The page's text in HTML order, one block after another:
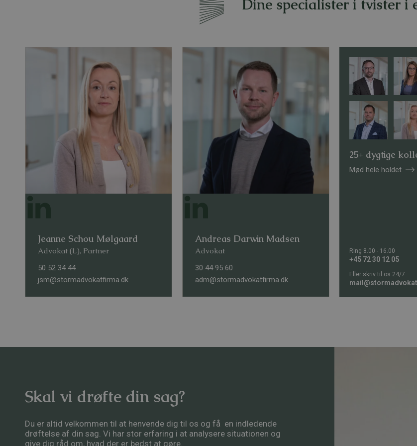
Dine specialister i tvister i
Jeanne Schou Mølgaard
Advokat (L), Partner
50 52 34 44
jsm@stormadvokatfirma.dk
Andreas Darwin Madsen
Advokat
30 44 95 60
adm@stormadvokatfirma.dk
25+ dygtige
Mød hele holdet
Ring 8.00 - 16.00
+45 72 30 12 05
Eller skriv til os 24/7
Skal vi drøfte din sag?
Du er altid velkommen til at henvende dig til os og få en indledende
drøftelse af din sag. Vi har stor erfaring i at analysere situationen og
give dig råd om, hvad der er bedst at gøre.